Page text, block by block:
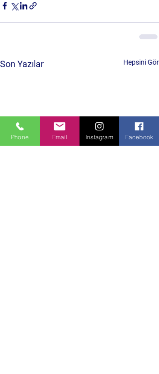
Son Yazılar Hepsini Gör
Phone Email Instagram Facebook